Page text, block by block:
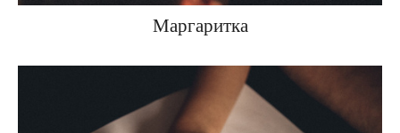
Маргаритка